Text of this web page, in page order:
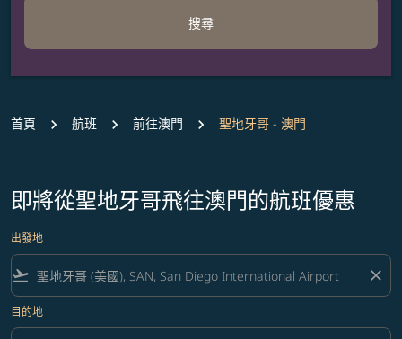
搜尋
首頁 航班 前往澳門 聖地牙哥 - 澳門
即將從聖地牙哥飛往澳門的航班優惠
出發地
flight_takeoff close
目的地